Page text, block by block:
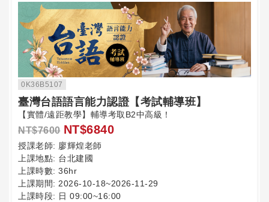
0K36B5107
臺灣台語語言能力認證【考試輔導班】
【實體/遠距教學】輔導考取B2中高級！
NT$7600 NT$6840
授課老師: 廖輝煌老師
上課地點: 台北建國
上課時數: 36hr
上課期間: 2026-10-18~2026-11-29
上課時段: 日 09:00~16:00